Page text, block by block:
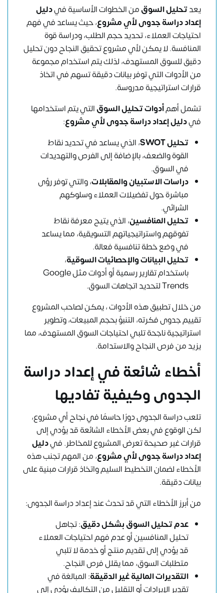
يعدتحليل السوقمن الخطوات الأساسية فيدليل
إعداد دراسة جدوى لأي مشروع، حيث يساعد في فهم
احتياجات العملاء، تحديد حجم الطلب، ودراسة قوة
المنافسة. لا يمكن لأي مشروع تحقيق النجاح دون تحليل
دقيق للسوق المستهدف، لذلك يتم استخدام مجموعة
من الأدوات التي توفر بيانات دقيقة تسهم في اتخاذ
قرارات استراتيجية مدروسة.
تشمل أهمأدوات تحليل السوقالتي يتم استخدامها
فيدليل إعداد دراسة جدوى لأي مشروع:
تحليل SWOT
، الذي يساعد في تحديد نقاط
القوة والضعف، بالإضافة إلى الفرص والتهديدات
في السوق.
دراسات الاستبيان والمقابلات، والتي توفر رؤى
مباشرة حول تفضيلات العملاء وسلوكهم
الشرائي.
تحليل المنافسين، الذي يتيح معرفة نقاط
تفوقهم واستراتيجياتهم التسويقية، مما يساعد
في وضع خطة تنافسية فعالة.
تحليل البيانات والإحصائيات السوقية،
باستخدام تقارير رسمية أو أدوات مثل Google
Trends لتحديد اتجاهات السوق.
من خلال تطبيق هذه الأدوات ، يمكن لصاحب المشروع
تقييم جدوى فكرته، التنبؤ بحجم المبيعات، وتطوير
استراتيجية ناجحة تلبي احتياجات السوق المستهدف، مما
يزيد من فرص النجاح والاستدامة.
أخطاء شائعة في إعداد دراسة
الجدوى وكيفية تفاديها
تلعب دراسة الجدوى دورًا حاسمًا في نجاح أي مشروع،
لكن الوقوع في بعض الأخطاء الشائعة قد يؤدي إلى
قرارات غير صحيحة تعرض المشروع للمخاطر. فيدليل
إعداد دراسة جدوى لأي مشروع، من المهم تجنب هذه
الأخطاء لضمان التخطيط السليم واتخاذ قرارات مبنية على
بيانات دقيقة.
من أبرز الأخطاء التي قد تحدث عند إعداد دراسة الجدوى:
عدم تحليل السوق بشكل دقيق: تجاهل
تحليل المنافسين أو عدم فهم احتياجات العملاء
قد يؤدي إلى تقديم منتج أو خدمة لا تلبي
متطلبات السوق، مما يقلل فرص النجاح.
التقديرات المالية غير الدقيقة: المبالغة في
تقدير الإيرادات أو التقليل من التكاليف يؤدي إلى